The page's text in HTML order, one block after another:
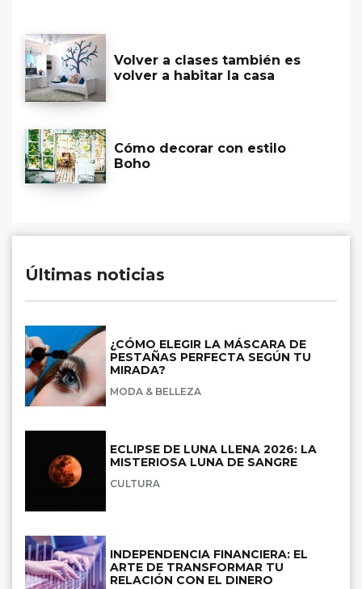
Volver a clases también es
volver a habitar la casa
Cómo decorar con estilo
Boho
Últimas noticias
¿CÓMO ELEGIR LA MÁSCARA DE
PESTAÑAS PERFECTA SEGÚN TU
MIRADA?
MODA & BELLEZA
ECLIPSE DE LUNA LLENA 2026: LA
MISTERIOSA LUNA DE SANGRE
CULTURA
INDEPENDENCIA FINANCIERA: EL
ARTE DE TRANSFORMAR TU
RELACIÓN CON EL DINERO